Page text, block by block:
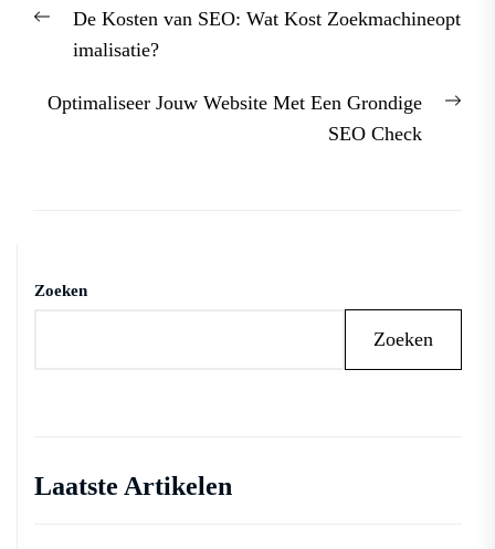
PreviousDe Kosten van SEO: Wat Kost Zoekmachineopt
imalisatie?
Optimaliseer Jouw Website Met Een Grondige
SEO Check
Zoeken
Zoeken
Laatste Artikelen